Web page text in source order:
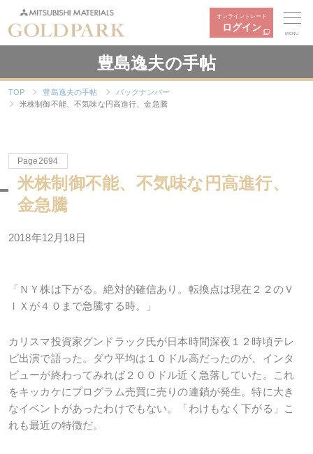
オンライントレード
ログイン
MENU
豊島逸夫の手帖
TOP 豊島逸夫の手帖
バックナンバー
米株制御不能、不気味な円高進行、金急騰
Page2694
米株制御不能、不気味な円高進行、
金急騰
2018年12月18日
「ＮＹ株は下がる。絶対的確信あり。転換点は現在２２のＶ
ＩＸが４０まで急騰する時。」
カリスマ投資家グンドラック氏が日本時間深夜１２時頃テレ
ビ出演で語った。ダウ平均は１０ドル高だったのが、インタ
ビューが終わってみれば２００ドル近く急落していた。これ
をキッカケにプログラム売買に売りの連鎖が発生。特に大き
なイベントがあったわけでもない。「わけもなく下がる」こ
れも最近の特徴だ。